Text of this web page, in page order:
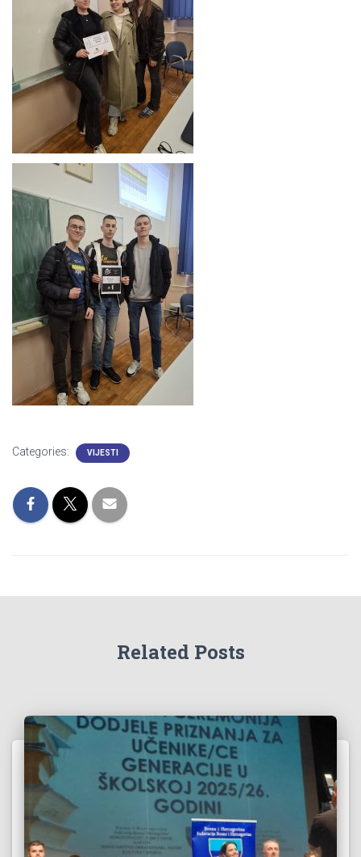
Categories: VIJESTI
Related Posts